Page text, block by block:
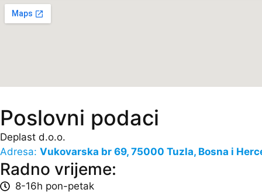
Poslovni podaci
Deplast d.o.o.
Adresa: Vukovarska br 69, 75000 Tuzla, Bosna i
Radno vrijeme:
8-16h pon-petak